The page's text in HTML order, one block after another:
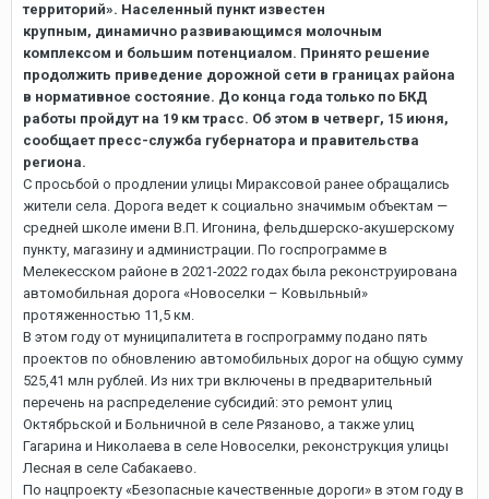
территорий». Населенный пункт известен
крупным, динамично развивающимся молочным
комплексом и большим потенциалом. Принято решение
продолжить приведение дорожной сети в границах района
в нормативное состояние. До конца года только по БКД
работы пройдут на 19 км трасс. Об этом в четверг, 15 июня,
сообщает пресс-служба губернатора и правительства
региона.
С просьбой о продлении улицы Мираксовой ранее обращались
жители села. Дорога ведет к социально значимым объектам —
средней школе имени В.П. Игонина, фельдшерско-акушерскому
пункту, магазину и администрации. По госпрограмме в
Мелекесском районе в 2021-2022 годах была реконструирована
автомобильная дорога «Новоселки – Ковыльный»
протяженностью 11,5 км.
В этом году от муниципалитета в госпрограмму подано пять
проектов по обновлению автомобильных дорог на общую сумму
525,41 млн рублей. Из них три включены в предварительный
перечень на распределение субсидий: это ремонт улиц
Октябрьской и Больничной в селе Рязаново, а также улиц
Гагарина и Николаева в селе Новоселки, реконструкция улицы
Лесная в селе Сабакаево.
По нацпроекту «Безопасные качественные дороги» в этом году в